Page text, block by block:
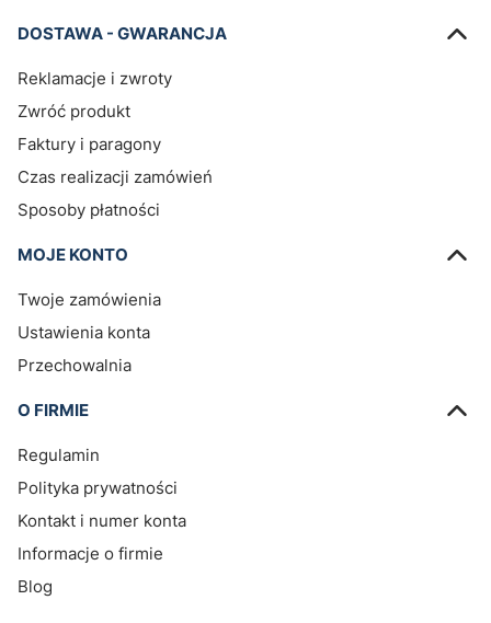
DOSTAWA - GWARANCJA
Reklamacje i zwroty
Zwróć produkt
Faktury i paragony
Czas realizacji zamówień
Sposoby płatności
MOJE KONTO
Twoje zamówienia
Ustawienia konta
Przechowalnia
O FIRMIE
Regulamin
Polityka prywatności
Kontakt i numer konta
Informacje o firmie
Blog